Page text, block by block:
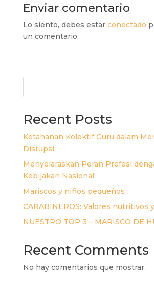
Enviar comentario
Lo siento, debes estar conectado
un comentario.
Recent Posts
Ketahanan Kolektif Guru dalam
Disrupsi
Menyelaraskan Peran Profesi
Kebijakan Nasional
Mariscos y niños pequeños
CARABINEROS: Valores nutritivos
NUESTRO TOP 3 – MARISCO DE
Recent Comments
No hay comentarios que mostrar.